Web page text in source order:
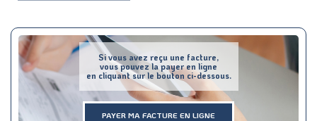
Si vous avez reçu une facture,
vous pouvez la payer en ligne
en cliquant sur le bouton ci-dessous.
PAYER MA FACTURE EN LIGNE